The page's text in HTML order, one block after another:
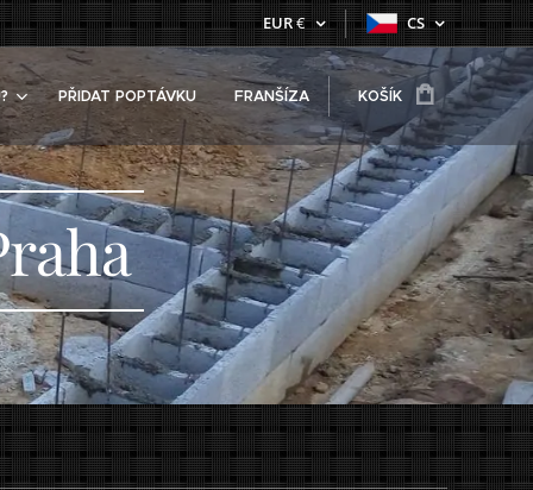
EUR€ CS
PŘIDAT POPTÁVKU FRANŠÍZA KOŠÍK